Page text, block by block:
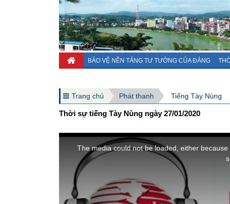
BẢO VỆ NỀN TẢNG TƯ TƯỞNG CỦA ĐẢNG
Trang chủ Phát thanh Tiếng Tày Nùng
Thời sự tiếng Tày Nùng ngày 27/01/2020